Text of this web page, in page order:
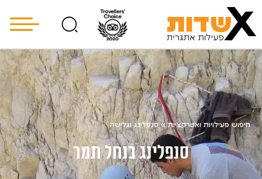
חיפוש פעילויות ואטרקציות»סנפלינג וגלישה
סנפלינג בנחל תמר